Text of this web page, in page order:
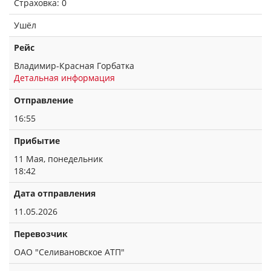
Страховка: 0
Ушёл
Рейс
Владимир-Красная Горбатка
Детальная информация
Отправление
16:55
Прибытие
11 Мая, понедельник
18:42
Дата отправления
11.05.2026
Перевозчик
ОАО "Селивановское АТП"